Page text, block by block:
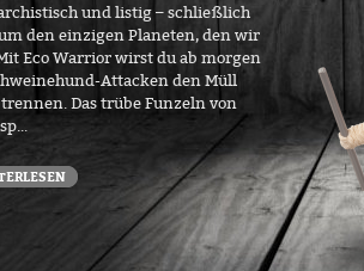
und listig – schließlich
den einzigen Planeten, den wir
Eco Warrior wirst du ab morgen
Attacken den Müll
Das trübe Funzeln von